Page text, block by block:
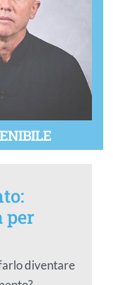
per
diventare